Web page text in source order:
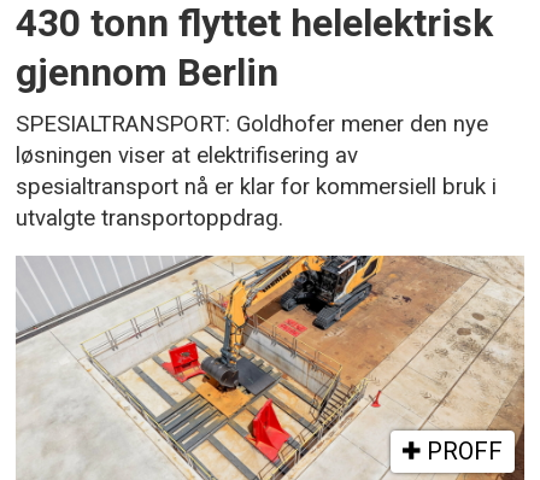
430 tonn flyttet helelektrisk
gjennom Berlin
SPESIALTRANSPORT: Goldhofer mener den nye
løsningen viser at elektrifisering av
spesialtransport nå er klar for kommersiell bruk i
utvalgte transportoppdrag.
PROFF